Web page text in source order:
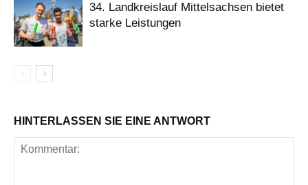
34. Landkreislauf Mittelsachsen bietet
starke Leistungen
HINTERLASSEN SIE EINE ANTWORT